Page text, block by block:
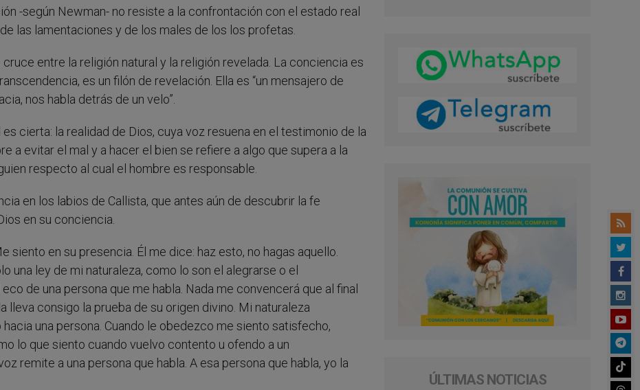
-según Newman- no resiste a la confrontación con el estado real
las lamentaciones y de los males de los los profetas.
entre la religión natural y la religión revelada. La conciencia es
es un filón de revelación. Ella es “un mensajero de
nos habla detrás de un velo”.
cierta: la realidad de Dios, cuya voz resuena en el testimonio de la
a evitar el mal y a hacer el bien se refiere a algo que supera a la
respecto al cual el hombre es responsable.
en los labios de Callista, que antes aún de descubrir la fe
en su conciencia.
siento en su presencia. Él me dice: haz esto, no hagas aquello.
una ley de mi naturaleza, como lo son el alegrarse o el
de una persona que me habla. Nada me convencerá que al final
lleva consigo la prueba de su origen divino. Mi naturaleza
una persona. Cuando le obedezco me siento satisfecho,
lo que siento cuando vuelvo contento u ofendo a un
remite a una persona que habla. A esa persona que habla, yo la
ÚLTIMAS NOTICIAS